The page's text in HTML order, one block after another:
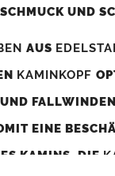
UND
AUS
KAMINKOPF
EINE
KAMINS. DIE